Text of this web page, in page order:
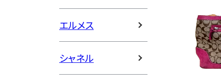
エルメス
シャネル